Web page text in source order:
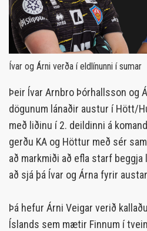
Ívar og Árni verða í eldlínunni í sumar
Þeir Ívar Arnbro Þórhallsson og
dögunum lánaðir austur í Hött/
með liðinu í 2. deildinni á
gerðu KA og Höttur með sér
að markmiði að efla starf
að sjá þá Ívar og Árna fyrir
Þá hefur Árni Veigar verið
Íslands sem mætir Finnum í